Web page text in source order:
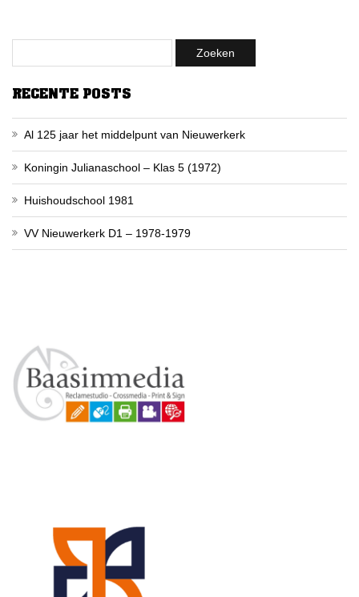
RECENTE POSTS
Al 125 jaar het middelpunt van Nieuwerkerk
Koningin Julianaschool – Klas 5 (1972)
Huishoudschool 1981
VV Nieuwerkerk D1 – 1978-1979